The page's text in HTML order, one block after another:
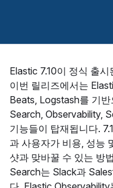
Elastic 7.10이 정식 출
이번 릴리즈에서는
Beats, Logstash를 기
Search, Observability,
기능들이 탑재됩니다.
과 사용자가 비용, 성능
샷과 맞바꿀 수 있는 방
Search는 Slack과